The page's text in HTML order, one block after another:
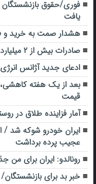
یافت
هشدار صمت به خرید و
صادرات بیش از ۲ میلیارد دلاری گاز طبیعی در نیمه نخست ۱۴۰۲
ادعای جدید آژانس انرژی
بعد از یک هفته
قیمت
آمار فزاینده طلاق در
ایران خودرو شوکه شد /
عجیب پرده برداشت
رونالدو: ایران برای من
خبر بد برای